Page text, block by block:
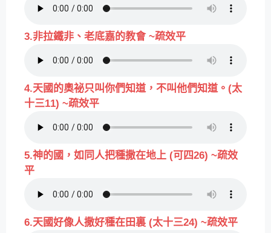
3.非拉鐵非、老底嘉的教會 ~疏效平
4.天國的奧祕只叫你們知道，不叫他們知道。(太
十三11) ~疏效平
5.神的國，如同人把種撒在地上 (可四26) ~疏效
平
6.天國好像人撒好種在田裏 (太十三24) ~疏效平